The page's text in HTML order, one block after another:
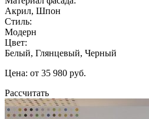
Акрил, Шпон
Стиль:
Модерн
Цвет:
Белый, Глянцевый, Черный
Цена: от 35 980 руб.
Рассчитать